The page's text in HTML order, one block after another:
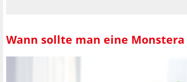
Wann sollte man eine